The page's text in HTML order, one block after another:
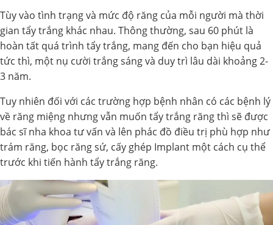
Tùy vào tình trạng và mức độ răng của mỗi người mà thời
gian tẩy trắng khác nhau. Thông thường, sau 60 phút là
hoàn tất quá trình tẩy trắng, mang đến cho bạn hiệu quả
tức thì, một nụ cười trắng sáng và duy trì lâu dài khoảng 2-
3 năm.
Tuy nhiên đối với các trường hợp bệnh nhân có các bệnh lý
về răng miệng nhưng vẫn muốn tẩy trắng răng thì sẽ được
bác sĩ nha khoa tư vấn và lên phác đồ điều trị phù hợp như
trám răng, bọc răng sứ, cấy ghép Implant một cách cụ thể
trước khi tiến hành tẩy trắng răng.